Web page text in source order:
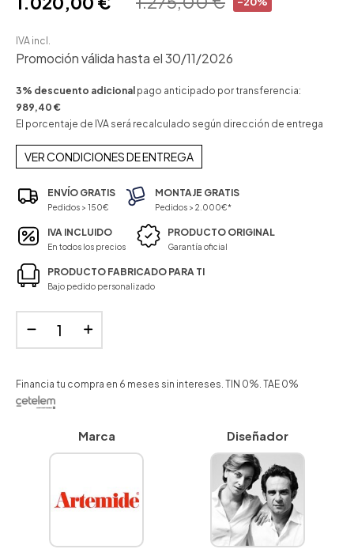
IVA incl.
Promoción válida hasta el 30/11/2026
3% descuento adicional pago anticipado por transferencia:
989,40 €
El porcentaje de IVA será recalculado según dirección de entrega
VER CONDICIONES DE ENTREGA
ENVÍO GRATIS
Pedidos > 150€
MONTAJE GRATIS
Pedidos > 2.000€*
IVA INCLUIDO
En todos los precios
PRODUCTO ORIGINAL
Garantía oficial
PRODUCTO FABRICADO PARA TI
Bajo pedido personalizado
Financia tu compra en 6 meses sin intereses. TIN 0%. TAE 0%
Marca Diseñador